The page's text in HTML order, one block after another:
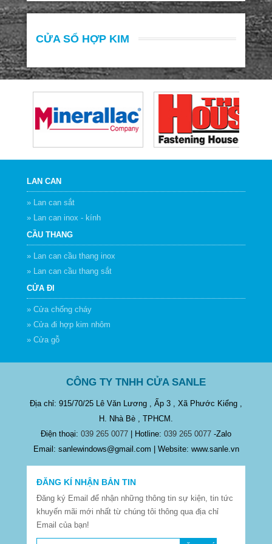
CỬA SỔ HỢP KIM
LAN CAN
» Lan can sắt
» Lan can inox - kính
CẦU THANG
» Lan can cầu thang inox
» Lan can cầu thang sắt
CỬA ĐI
» Cửa chống cháy
» Cửa đi hợp kim nhôm
» Cửa gỗ
CÔNG TY TNHH CỬA SANLE
Địa chỉ: 915/70/25 Lê Văn Lương , Ấp 3 , Xã Phước Kiểng ,
H. Nhà Bè , TPHCM.
Điện thoại: 039 265 0077 | Hotline: 039 265 0077 -Zalo
Email: sanlewindows@gmail.com | Website: www.sanle.vn
ĐĂNG KÍ NHẬN BẢN TIN
Đăng ký Email để nhận những thông tin sự kiện, tin tức
khuyến mãi mới nhất từ chúng tôi thông qua địa chỉ
Email của bạn!